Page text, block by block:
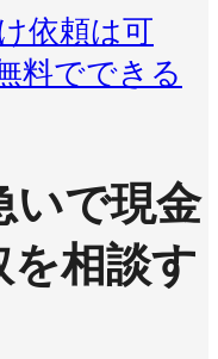
依頼は可
料でできる
いで現金
を相談す